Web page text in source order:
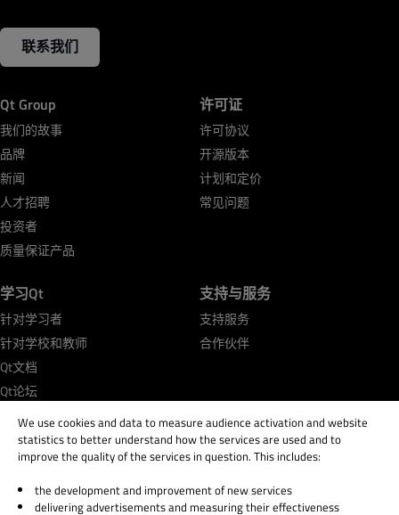
联系我们
Qt Group
我们的故事
品牌
新闻
人才招聘
投资者
质量保证产品
许可证
许可协议
开源版本
计划和定价
常见问题
学习Qt
针对学习者
针对学校和教师
Qt文档
Qt论坛
支持与服务
支持服务
合作伙伴
© 2026 The Qt Company
We use cookies and data to measure audience activation and website
statistics to better understand how the services are used and to
improve the quality of the services in question. This includes:
the development and improvement of new services
delivering advertisements and measuring their effectiveness